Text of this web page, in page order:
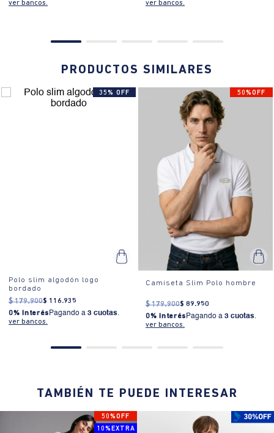
ver bancos. ver bancos.
PRODUCTOS SIMILARES
35% OFF
Polo slim algodón logo
bordado
$ 179.900$ 116.935
0% Interés Pagando a 3 cuotas.
ver bancos.
50%OFF
Camiseta Slim Polo hombre
$ 179.900$ 89.950
0% Interés Pagando a 3 cuotas.
ver bancos.
TAMBIÉN TE PUEDE INTERESAR
50%OFF
10%EXTRA